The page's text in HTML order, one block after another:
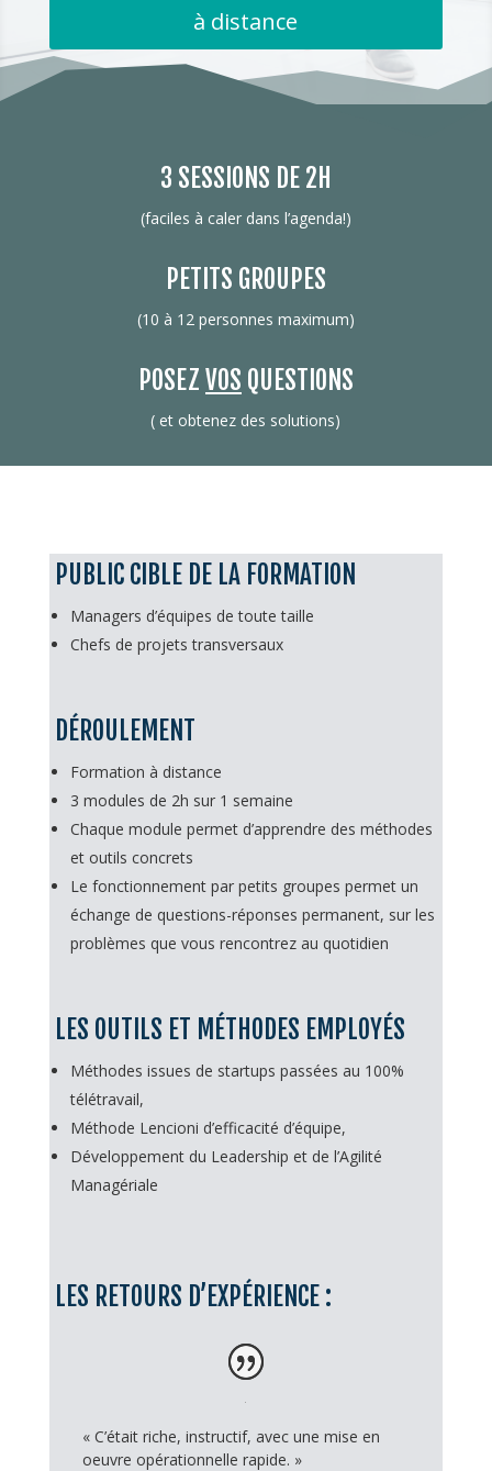
à distance
3 SESSIONS DE 2H
(faciles à caler dans l’agenda!)
PETITS GROUPES
(10 à 12 personnes maximum)
POSEZ VOS QUESTIONS
( et obtenez des solutions)
PUBLIC CIBLE DE LA FORMATION
Managers d’équipes de toute taille
Chefs de projets transversaux
DÉROULEMENT
Formation à distance
3 modules de 2h sur 1 semaine
Chaque module permet d’apprendre des méthodes
et outils concrets
Le fonctionnement par petits groupes permet un
échange de questions-réponses permanent, sur les
problèmes que vous rencontrez au quotidien
LES OUTILS ET MÉTHODES EMPLOYÉS
Méthodes issues de startups passées au 100%
télétravail,
Méthode Lencioni d’efficacité d’équipe,
Développement du Leadership et de l’Agilité
Managériale
LES RETOURS D’EXPÉRIENCE :
« C’était riche, instructif, avec une mise en
oeuvre opérationnelle rapide. »